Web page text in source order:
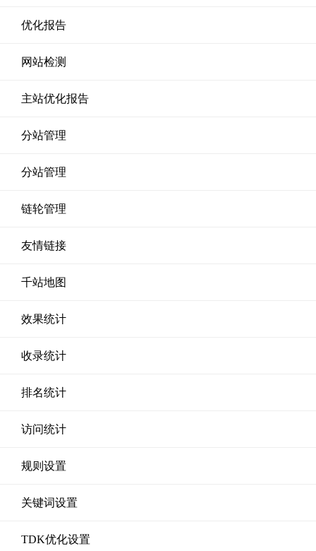
优化报告
网站检测
主站优化报告
分站管理
分站管理
链轮管理
友情链接
千站地图
效果统计
收录统计
排名统计
访问统计
规则设置
关键词设置
TDK优化设置